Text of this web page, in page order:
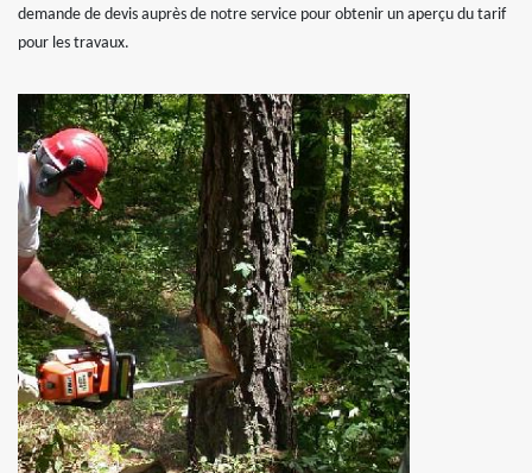
demande de devis auprès de notre service pour obtenir un aperçu du tarif
pour les travaux.